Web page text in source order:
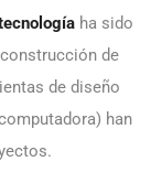
ha sido
de
de diseño
han